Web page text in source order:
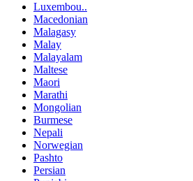
Luxembou..
Macedonian
Malagasy
Malay
Malayalam
Maltese
Maori
Marathi
Mongolian
Burmese
Nepali
Norwegian
Pashto
Persian